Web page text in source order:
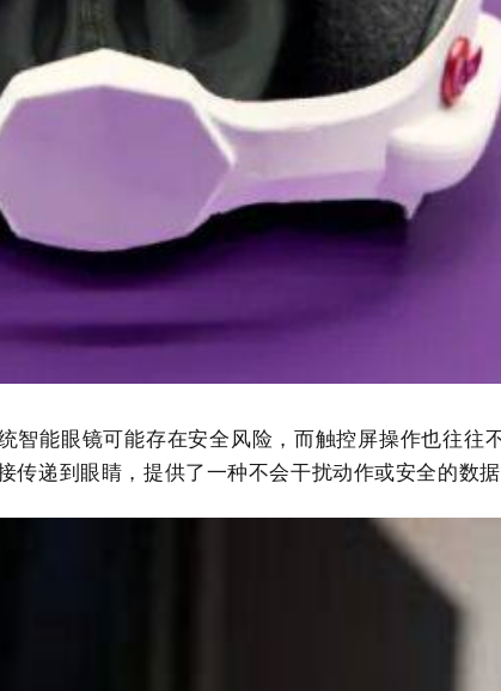
智能眼镜可能存在安全风险，而触控屏操作也往往
递到眼睛，提供了一种不会干扰动作或安全的数据